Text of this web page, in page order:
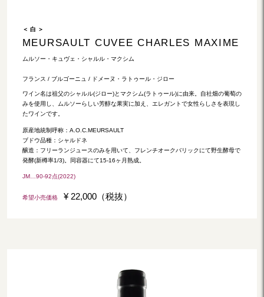
＜ 白 ＞
MEURSAULT CUVEE CHARLES MAXIME
ムルソー・キュヴェ・シャルル・マクシム
フランス / ブルゴーニュ / ドメーヌ・ラトゥール・ジロー
ワイン名は祖父のシャルル(ジロー)とマクシム(ラトゥール)に由来。自社畑の葡萄の
みを使用し、ムルソーらしい芳醇な果実に加え、エレガントで女性らしさを表現し
たワインです。
原産地統制呼称：A.O.C.MEURSAULT
ブドウ品種：シャルドネ
醸造：フリーランジュースのみを用いて、フレンチオークバリックにて野生酵母で
発酵(新樽率1/3)。同容器にて15-16ヶ月熟成。
JM…90-92点(2022)
希望小売価格 ¥ 22,000（税抜）